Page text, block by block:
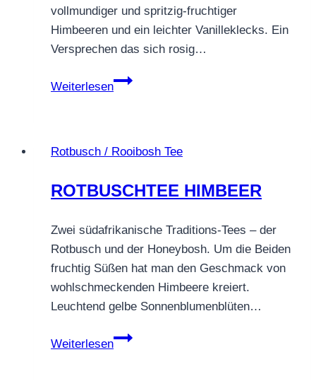
vollmundiger und spritzig-fruchtiger
Himbeeren und ein leichter Vanilleklecks. Ein
Versprechen das sich rosig…
Weiterlesen
Rotbuschtee
Rotbusch / Rooibosh Tee
ROTBUSCHTEE HIMBEER
Zwei südafrikanische Traditions-Tees – der
Rotbusch und der Honeybosh. Um die Beiden
fruchtig Süßen hat man den Geschmack von
wohlschmeckenden Himbeere kreiert.
Leuchtend gelbe Sonnenblumenblüten…
Weiterlesen
ROTBUSCHTEE